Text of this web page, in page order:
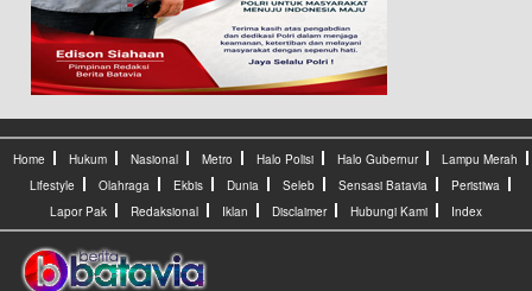
Home Hukum Nasional Metro Halo Polisi Halo Gubernur
Lampu Merah
Lifestyle
Olahraga Ekbis Dunia Seleb Sensasi Batavia
Peristiwa
Lapor Pak
Redaksional Iklan Disclaimer Hubungi Kami Index